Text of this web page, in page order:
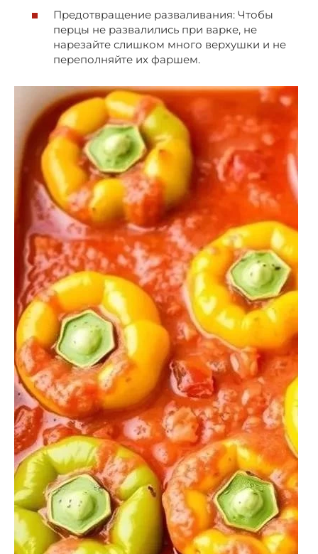
Предотвращение разваливания: Чтобы
перцы не развалились при варке, не
нарезайте слишком много верхушки и не
переполняйте их фаршем.